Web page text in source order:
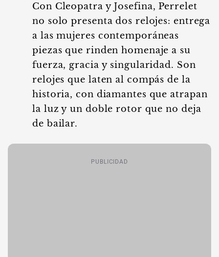
Con Cleopatra y Josefina, Perrelet
no solo presenta dos relojes: entrega
a las mujeres contemporáneas
piezas que rinden homenaje a su
fuerza, gracia y singularidad. Son
relojes que laten al compás de la
historia, con diamantes que atrapan
la luz y un doble rotor que no deja
de bailar.
PUBLICIDAD